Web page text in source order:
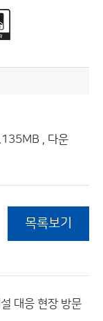
, 다운
목록보기
대응 현장 방문